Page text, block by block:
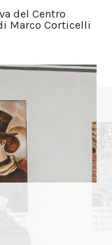
del Centro
Marco Corticelli